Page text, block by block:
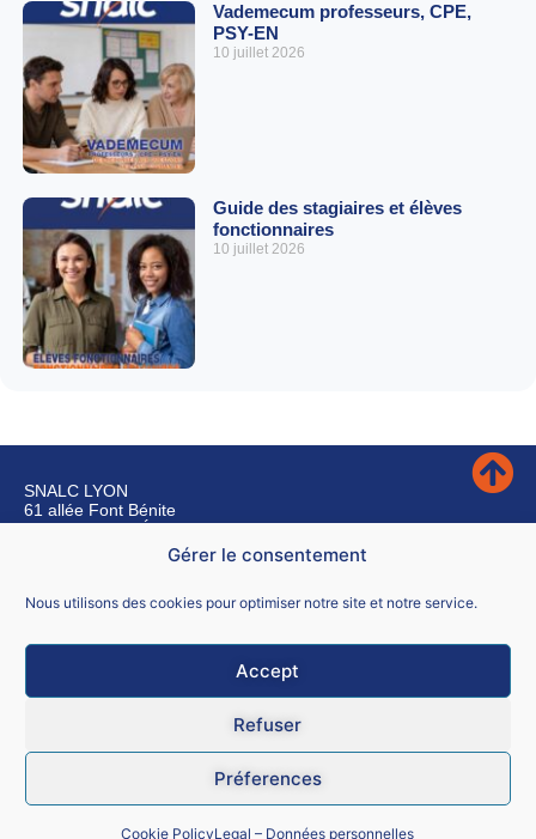
Gérer le consentement
Nous utilisons des cookies pour optimiser notre site et notre service.
Accept
Refuser
Préferences
Cookie PolicyLegal – Données personnelles
Vademecum professeurs, CPE,
PSY-EN
10 juillet 2026
Guide des stagiaires et élèves
fonctionnaires
10 juillet 2026
SNALC LYON
61 allée Font Bénite
42155 SAINT LÉGER SUR ROANNE
CGU